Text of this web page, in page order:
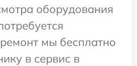
оборудования
мы бесплатно
в сервис в